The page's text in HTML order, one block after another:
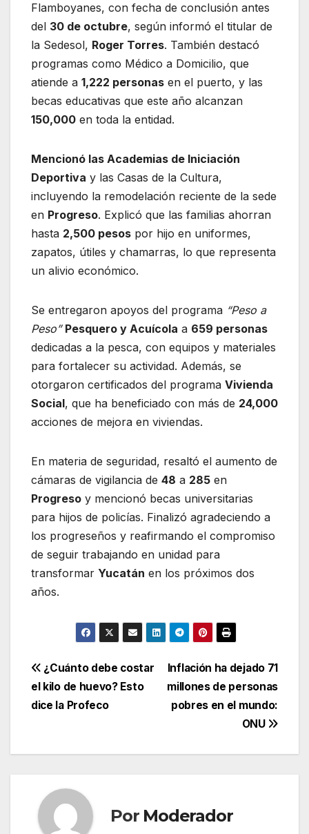
Flamboyanes, con fecha de conclusión antes
del 30 de octubre, según informó el titular de
la Sedesol, Roger Torres. También destacó
programas como Médico a Domicilio, que
atiende a 1,222 personas en el puerto, y las
becas educativas que este año alcanzan
150,000 en toda la entidad.
Mencionó las Academias de Iniciación
Deportiva y las Casas de la Cultura,
incluyendo la remodelación reciente de la sede
en Progreso. Explicó que las familias ahorran
hasta 2,500 pesos por hijo en uniformes,
zapatos, útiles y chamarras, lo que representa
un alivio económico.
Se entregaron apoyos del programa “Peso a
Peso” Pesquero y Acuícola a 659 personas
dedicadas a la pesca, con equipos y materiales
para fortalecer su actividad. Además, se
otorgaron certificados del programa Vivienda
Social, que ha beneficiado con más de 24,000
acciones de mejora en viviendas.
En materia de seguridad, resaltó el aumento de
cámaras de vigilancia de 48 a 285 en
Progreso y mencionó becas universitarias
para hijos de policías. Finalizó agradeciendo a
los progreseños y reafirmando el compromiso
de seguir trabajando en unidad para
transformar Yucatán en los próximos dos
años.
Navegación
de
Inflación ha dejado 71
millones de personas
pobres en el mundo:
ONU
¿Cuánto debe costar
el kilo de huevo? Esto
dice la Profeco
Por Moderador